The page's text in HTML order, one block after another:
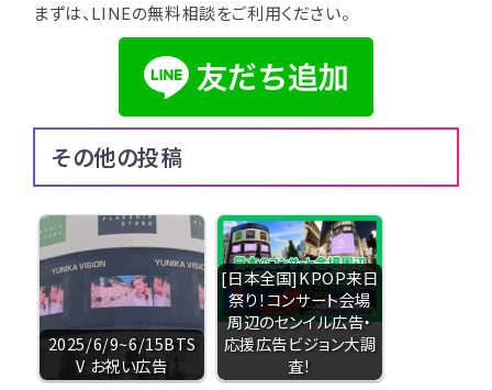
まずは、LINEの無料相談をご利用ください。
その他の投稿
2025/6/9~6/15BTS
V お祝い広告
[日本全国]KPOP来日
祭り！コンサート会場
周辺のセンイル広告・
応援広告ビジョン大調
査！